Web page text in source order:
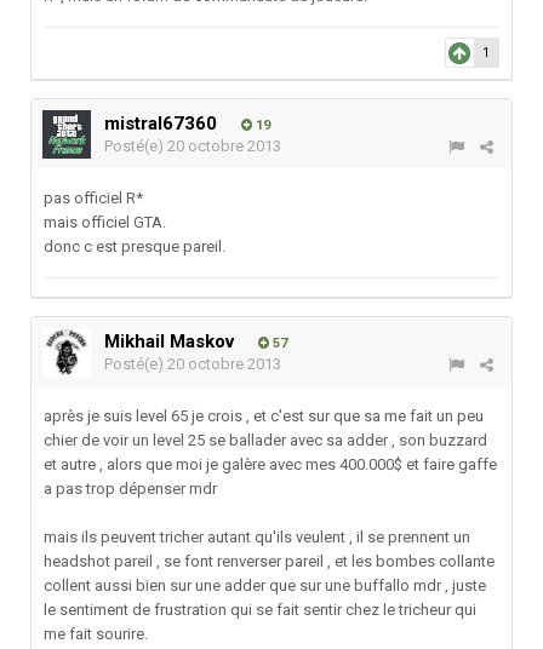
1
mistral67360 19
Posté(e) 20 octobre 2013
pas officiel R*
mais officiel GTA.
donc c est presque pareil.
Mikhail Maskov 57
Posté(e) 20 octobre 2013
après je suis level 65 je crois , et c'est sur que sa me fait un peu
chier de voir un level 25 se ballader avec sa adder , son buzzard
et autre , alors que moi je galère avec mes 400.000$ et faire gaffe
a pas trop dépenser mdr
mais ils peuvent tricher autant qu'ils veulent , il se prennent un
headshot pareil , se font renverser pareil , et les bombes collante
collent aussi bien sur une adder que sur une buffallo mdr , juste
le sentiment de frustration qui se fait sentir chez le tricheur qui
me fait sourire.